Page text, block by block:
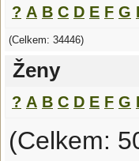
? A B C D E F G
(Celkem: 34446)
Ženy
? A B C D E F G
(Celkem: